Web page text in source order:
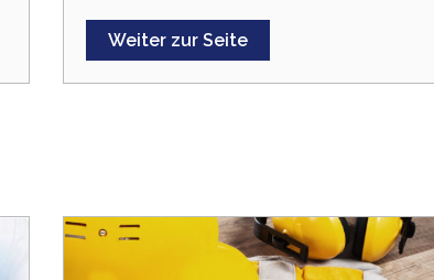
Weiter zur Seite